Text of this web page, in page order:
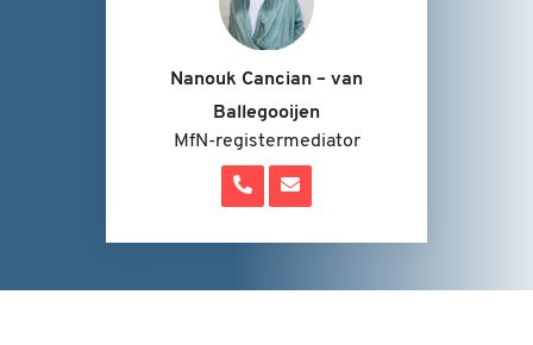
Nanouk Cancian – van
Ballegooijen
MfN-registermediator